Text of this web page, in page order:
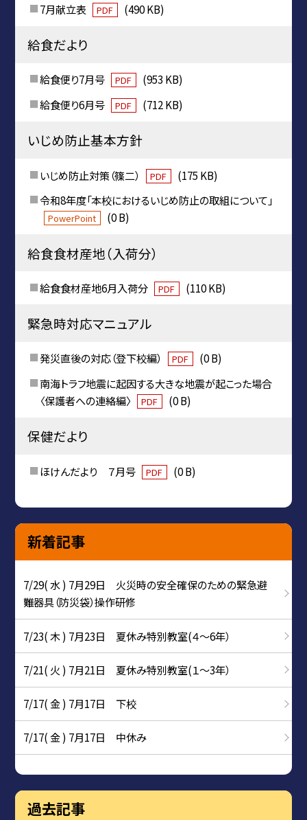
7月献立表 PDF (490 KB)
給食だより
給食便り7月号 PDF
(953 KB)
給食便り6月号
PDF (712 KB)
いじめ防止基本方針
いじめ防止対策（篠二） PDF
(175 KB)
令和8年度「本校におけるいじめ防止の取組について」
PowerPoint (0 B)
給食食材産地（入荷分）
給食食材産地6月入荷分 PDF (110 KB)
緊急時対応マニュアル
発災直後の対応（登下校編） PDF
(0 B)
南海トラフ地震に起因する大きな地震が起こった場合
〈保護者への連絡編〉
PDF (0 B)
保健だより
ほけんだより ７月号 PDF (0 B)
新着記事
7/29( 水 ) 7月29日 火災時の安全確保のための緊急避
難器具（防災袋）操作研修
7/23( 木 ) 7月23日 夏休み特別教室(４～6年）
7/21( 火 ) 7月21日 夏休み特別教室(１～3年）
7/17( 金 ) 7月17日 下校
7/17( 金 ) 7月17日 中休み
過去記事